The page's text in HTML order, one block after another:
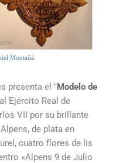
Montañà
presenta el "Modelo de
Ejército Real de
VII por su brillante
de plata en
cuatro flores de lis
«Alpens 9 de Julio